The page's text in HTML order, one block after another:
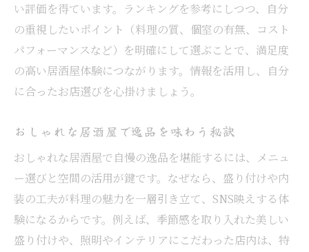
い評価を得ています。ランキングを参考にしつつ、自分
の重視したいポイント（料理の質、個室の有無、コスト
パフォーマンスなど）を明確にして選ぶことで、満足度
の高い居酒屋体験につながります。情報を活用し、自分
に合ったお店選びを心掛けましょう。
おしゃれな居酒屋で逸品を味わう秘訣
おしゃれな居酒屋で自慢の逸品を堪能するには、メニュ
ー選びと空間の活用が鍵です。なぜなら、盛り付けや内
装の工夫が料理の魅力を一層引き立て、SNS映えする体
験になるからです。例えば、季節感を取り入れた美しい
盛り付けや、照明やインテリアにこだわった店内は、特